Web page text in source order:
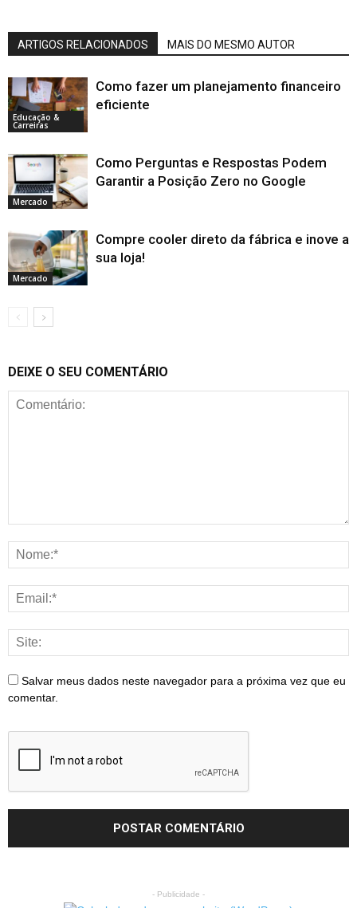
ARTIGOS RELACIONADOS MAIS DO MESMO AUTOR
Educação &
Carreiras
Como fazer um planejamento financeiro
eficiente
Mercado
Como Perguntas e Respostas Podem
Garantir a Posição Zero no Google
Mercado
Compre cooler direto da fábrica e inove a
sua loja!
DEIXE O SEU COMENTÁRIO
Salvar meus dados neste navegador para a próxima vez que eu
comentar.
- Publicidade -